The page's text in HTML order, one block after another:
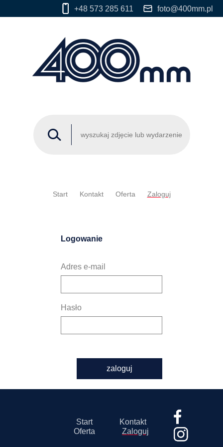
+48 573 285 611 foto@400mm.pl
Start Kontakt Oferta Zaloguj
Logowanie
Adres e-mail
Hasło
zaloguj
Start
Kontakt
Oferta
Zaloguj